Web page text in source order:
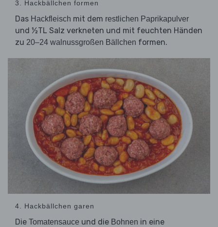
3. Hackbällchen formen
Das Hackfleisch mit dem restlichen Paprikapulver
und ½TL Salz verkneten und mit feuchten Händen
zu 20–24 walnussgroßen Bällchen formen.
4. Hackbällchen garen
Die Tomatensauce und die Bohnen in eine